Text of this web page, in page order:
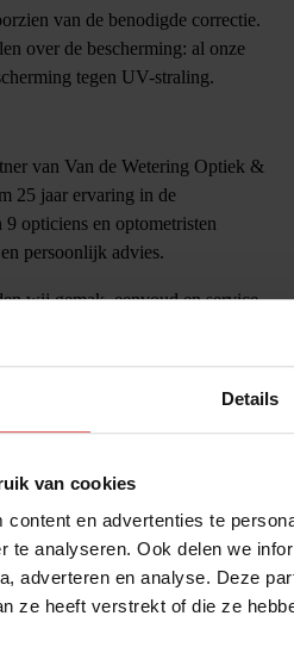
Details
van cookies
content en advertenties te
te analyseren. Ook delen we
adverteren en analyse. Deze
ze heeft verstrekt of die ze
van de benodigde correctie.
over de bescherming: al onze
tegen UV-straling.
van Van de Wetering Optiek &
25 jaar ervaring in de
9 opticiens en optometristen
persoonlijk advies.
wij gemak, eenvoud en service.
sterkte maken wij zo eenvoudig
met ronde glazen, zwarte
eenvoudig online je nieuwe